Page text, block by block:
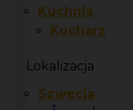
Kuchnia
Kucharz
Lokalizacja
Szwecja